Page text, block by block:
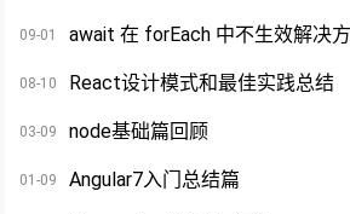
09-01 await 在 forEach 中不生效解决
08-10 React设计模式和最佳实践总结
03-09 node基础篇回顾
01-09 Angular7入门总结篇